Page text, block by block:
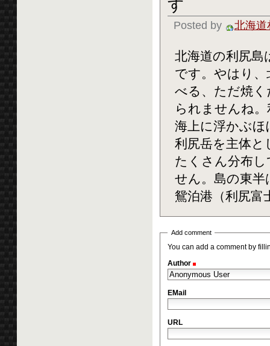
す
Posted by 北海道
北海道の利尻島
です。やはり
べる、ただ焼
られませんね
海上に浮かぶ
利尻岳を主体と
たくさん分布
せん。島の東半
鴛泊港（利尻富
Add comment
You can add a comment by
Author
EMail
URL